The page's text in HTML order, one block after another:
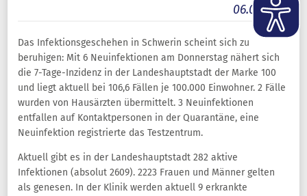
06.05.2021
Das Infektionsgeschehen in Schwerin scheint sich zu
beruhigen: Mit 6 Neuinfektionen am Donnerstag nähert sich
die 7-Tage-Inzidenz in der Landeshauptstadt der Marke 100
und liegt aktuell bei 106,6 Fällen je 100.000 Einwohner. 2 Fälle
wurden von Hausärzten übermittelt. 3 Neuinfektionen
entfallen auf Kontaktpersonen in der Quarantäne, eine
Neuinfektion registrierte das Testzentrum.
Aktuell gibt es in der Landeshauptstadt 282 aktive
Infektionen (absolut 2609). 2223 Frauen und Männer gelten
als genesen. In der Klinik werden aktuell 9 erkrankte